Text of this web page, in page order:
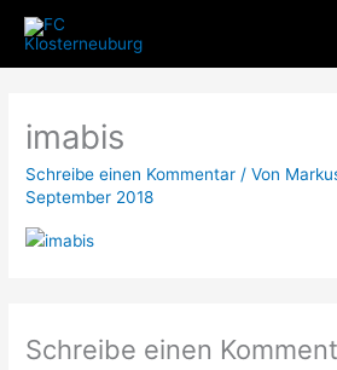
Inhalt
springen
imabis
Schreibe einen Kommentar / Von
September 2018
Schreibe einen